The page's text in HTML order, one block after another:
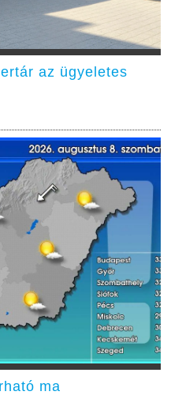
az ügyeletes
ma